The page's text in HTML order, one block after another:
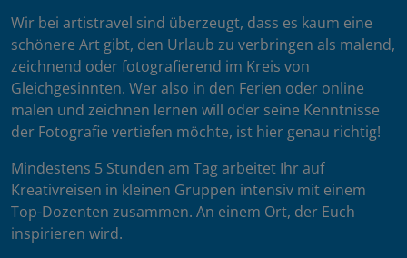
Wir bei artistravel sind überzeugt, dass es kaum eine
schönere Art gibt, den Urlaub zu verbringen als malend,
zeichnend oder fotografierend im Kreis von
Gleichgesinnten. Wer also in den Ferien oder online
malen und zeichnen lernen will oder seine Kenntnisse
der Fotografie vertiefen möchte, ist hier genau richtig!
Mindestens 5 Stunden am Tag arbeitet Ihr auf
Kreativreisen in kleinen Gruppen intensiv mit einem
Top-Dozenten zusammen. An einem Ort, der Euch
inspirieren wird.